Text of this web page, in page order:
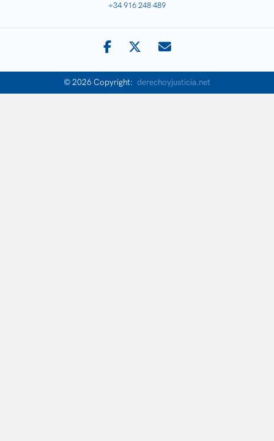
+34 916 248 489
© 2026 Copyright: derechoyjusticia.net